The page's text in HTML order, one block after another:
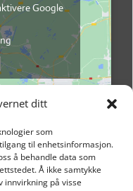
ditt
som
til enhetsinformasjon.
å behandle data som
Å ikke samtykke
innvirkning på visse
Google